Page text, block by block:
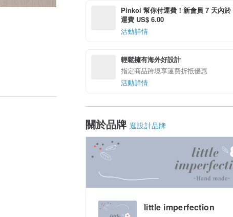
Pinkoi 幫你付運費！新會員 7 天內
運費 US$ 6.00
活動詳情
輕鬆擁有海外好設計
指定商品跨境享運費折抵優惠
活動詳情
關於品牌 逛設計品牌
little imperfection